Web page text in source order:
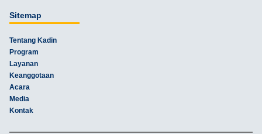
Sitemap
Tentang Kadin
Program
Layanan
Keanggotaan
Acara
Media
Kontak